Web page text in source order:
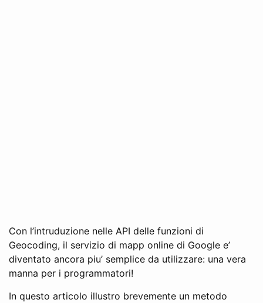
Con l’intruduzione nelle API delle funzioni di
Geocoding, il servizio di mapp online di Google e’
diventato ancora piu’ semplice da utilizzare: una vera
manna per i programmatori!
In questo articolo illustro brevemente un metodo